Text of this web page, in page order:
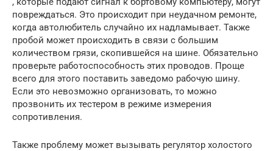
повреждаться. Это происходит при неудачном ремонте,
когда автолюбитель случайно их надламывает. Также
пробой может происходить в связи с большим
количеством грязи, скопившейся на шине. Обязательно
проверьте работоспособность этих проводов. Проще
всего для этого поставить заведомо рабочую шину.
Если это невозможно организовать, то можно
прозвонить их тестером в режиме измерения
сопротивления.
Также проблему может вызывать регулятор холостого